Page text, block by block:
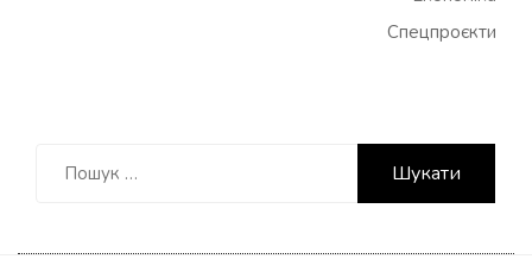
Спецпроєкти